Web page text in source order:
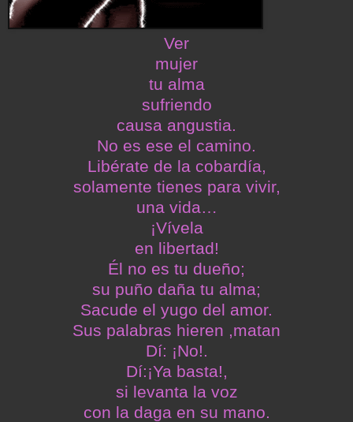
Ver
mujer
tu alma
sufriendo
causa angustia.
No es ese el camino.
Libérate de la cobardía,
solamente tienes para vivir,
una vida…
¡Vívela
en libertad!
Él no es tu dueño;
su puño daña tu alma;
Sacude el yugo del amor.
Sus palabras hieren ,matan
Dí: ¡No!.
Dí:¡Ya basta!,
si levanta la voz
con la daga en su mano.